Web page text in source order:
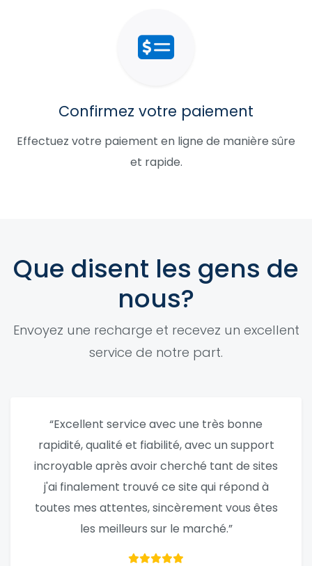
Confirmez votre paiement
Effectuez votre paiement en ligne de manière sûre
et rapide.
Que disent les gens de
nous?
Envoyez une recharge et recevez un excellent
service de notre part.
“Excellent service avec une très bonne
rapidité, qualité et fiabilité, avec un support
incroyable après avoir cherché tant de sites
j'ai finalement trouvé ce site qui répond à
toutes mes attentes, sincèrement vous êtes
les meilleurs sur le marché.”